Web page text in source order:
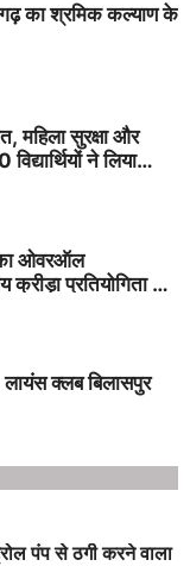
का श्रमिक कल्याण के
महिला सुरक्षा और
ने लिया
का ओवरऑल
प्रतियोगिता में
लायंस क्लब बिलासपुर
पंप से ठगी करने वाला